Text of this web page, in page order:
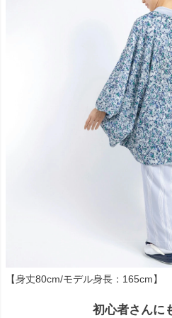
【身丈80cm/モデル身長：165cm】
初心者さんに